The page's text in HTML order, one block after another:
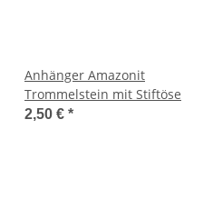
Anhänger Amazonit
Trommelstein mit Stiftöse
2,50 € *